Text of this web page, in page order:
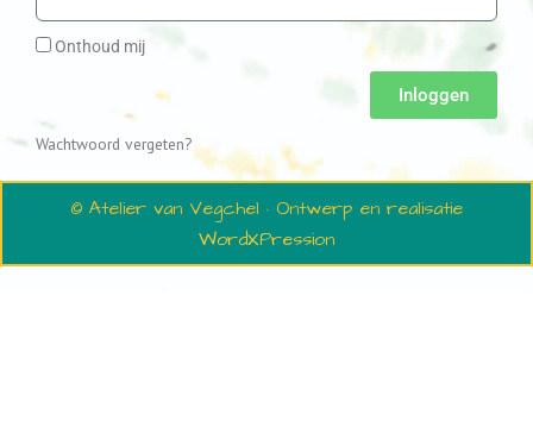
Onthoud mij
Inloggen
Wachtwoord vergeten?
© Atelier van Vegchel · Ontwerp en realisatie
WordXPression